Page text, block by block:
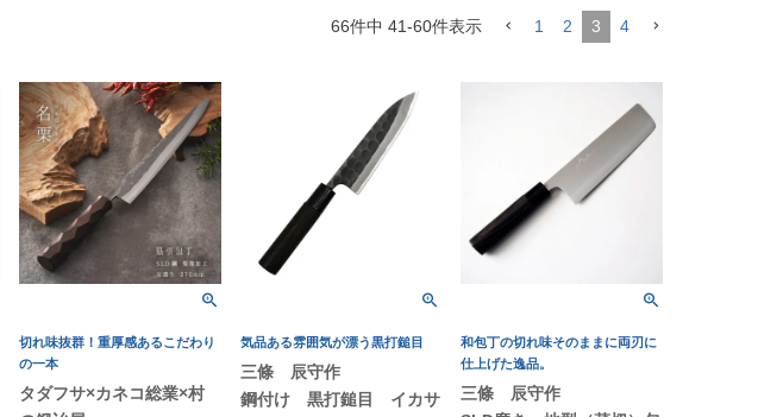
66件中 41-60件表示 1 2 3 4
切れ味抜群！重厚感あるこだわり
の一本
タダフサ×カネコ総業×村
気品ある雰囲気が漂う黒打鎚目
三條 辰守作
鋼付け 黒打鎚目 イカサ
和包丁の切れ味そのままに両刃に
仕上げた逸品。
三條 辰守作